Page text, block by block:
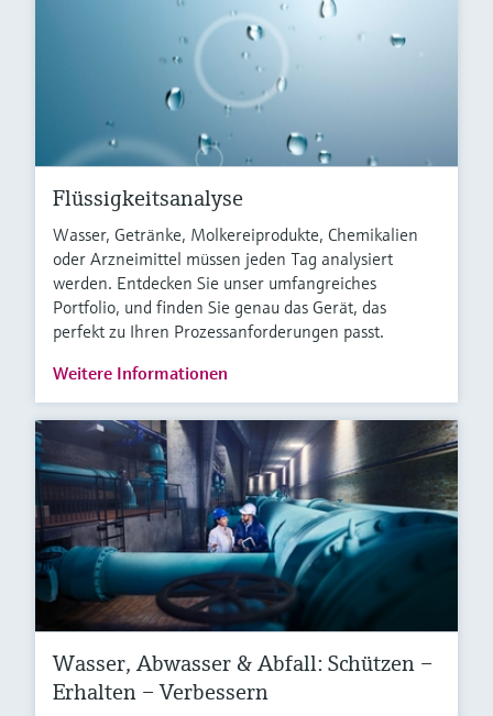
Flüssigkeitsanalyse
Wasser, Getränke, Molkereiprodukte, Chemikalien
oder Arzneimittel müssen jeden Tag analysiert
werden. Entdecken Sie unser umfangreiches
Portfolio, und finden Sie genau das Gerät, das
perfekt zu Ihren Prozessanforderungen passt.
Weitere Informationen
Wasser, Abwasser & Abfall: Schützen –
Erhalten – Verbessern